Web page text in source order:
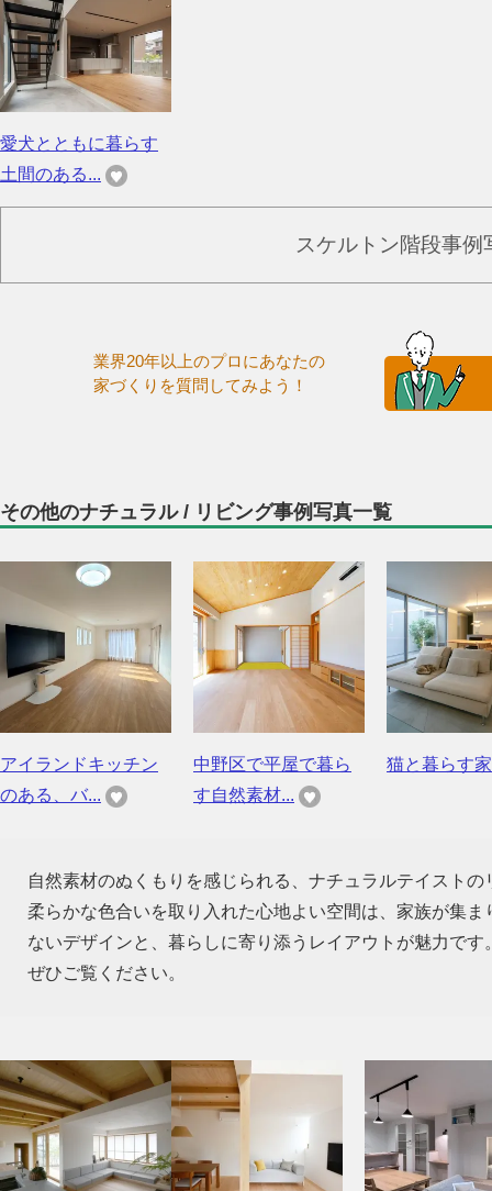
愛犬とともに暮らす
土間のある...
スケルトン階段事例
業界20年以上のプロにあなたの
家づくりを質問してみよう！
その他のナチュラル / リビング事例写真一覧
アイランドキッチン
のある、バ...
中野区で平屋で暮ら
す自然素材...
猫と暮らす家
自然素材のぬくもりを感じられる、ナチュラルテイスト
柔らかな色合いを取り入れた心地よい空間は、家族が集
ないデザインと、暮らしに寄り添うレイアウトが魅力で
ぜひご覧ください。